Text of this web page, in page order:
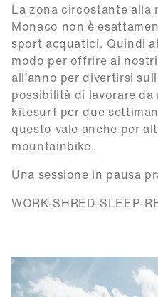
La zona circostante alla
Monaco non è
sport acquatici. Quindi
modo per offrire ai
all’anno per divertirsi
possibilità di lavorare
kitesurf per due
questo vale anche per
mountainbike.
Una sessione in pausa
WORK-SHRED-SLEEP-